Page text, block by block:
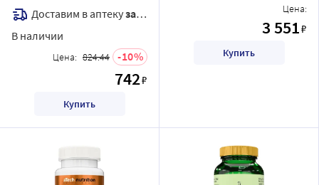
Доставим в аптекузавтра
В наличии
Цена: 824.44 10
742₽
Купить
Цена:
3 551₽
Купить